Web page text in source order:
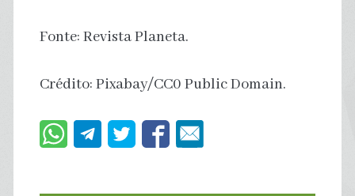
Fonte: Revista Planeta.
Crédito: Pixabay/CC0 Public Domain.